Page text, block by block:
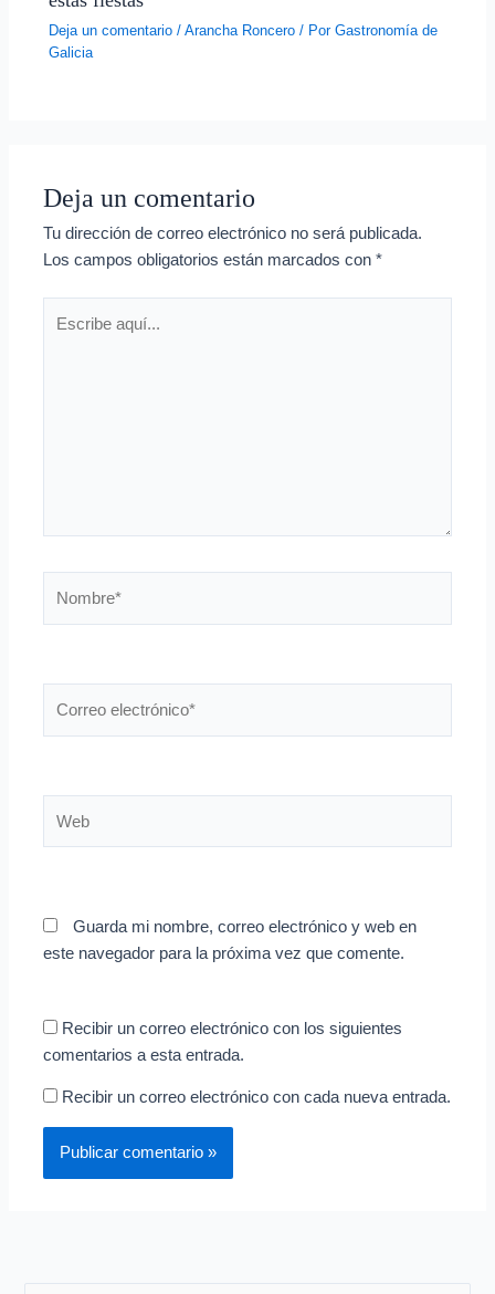
Deja un comentario /Arancha Roncero / PorGastronomía de
Galicia
Deja un comentario
Tu dirección de correo electrónico no será publicada.
Los campos obligatorios están marcados con*
Guarda mi nombre, correo electrónico y web en
este navegador para la próxima vez que comente.
Recibir un correo electrónico con los siguientes
comentarios a esta entrada.
Recibir un correo electrónico con cada nueva entrada.